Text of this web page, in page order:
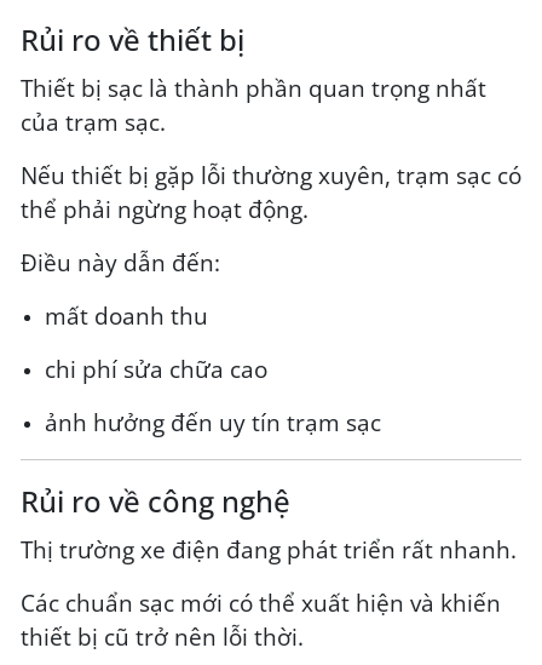
Rủi ro về thiết bị
Thiết bị sạc là thành phần quan trọng nhất
của trạm sạc.
Nếu thiết bị gặp lỗi thường xuyên, trạm sạc có
thể phải ngừng hoạt động.
Điều này dẫn đến:
mất doanh thu
chi phí sửa chữa cao
ảnh hưởng đến uy tín trạm sạc
Rủi ro về công nghệ
Thị trường xe điện đang phát triển rất nhanh.
Các chuẩn sạc mới có thể xuất hiện và khiến
thiết bị cũ trở nên lỗi thời.